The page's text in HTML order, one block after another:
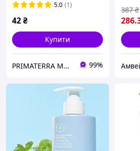
5.0 (1)
42₴
Купити
PRIMATERRA Миючі засоби 99%
286
387 ₴